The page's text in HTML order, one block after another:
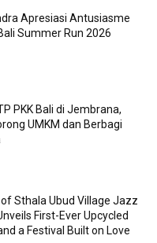
Apresiasi Antusiasme
Summer Run 2026
PKK Bali di Jembrana,
UMKM dan Berbagi
Sthala Ubud Village Jazz
First-Ever Upcycled
a Festival Built on Love